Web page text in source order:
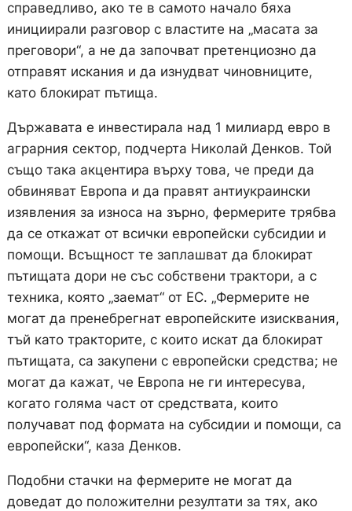
справедливо, ако те в самото начало бяха
инициирали разговор с властите на „масата за
преговори“, а не да започват претенциозно да
отправят искания и да изнудват чиновниците,
като блокират пътища.
Държавата е инвестирала над 1 милиард евро в
аграрния сектор, подчерта Николай Денков. Той
също така акцентира върху това, че преди да
обвиняват Европа и да правят антиукраински
изявления за износа на зърно, фермерите трябва
да се откажат от всички европейски субсидии и
помощи. Всъщност те заплашват да блокират
пътищата дори не със собствени трактори, а с
техника, която „заемат“ от ЕС. „Фермерите не
могат да пренебрегнат европейските изисквания,
тъй като тракторите, с които искат да блокират
пътищата, са закупени с европейски средства; не
могат да кажат, че Европа не ги интересува,
когато голяма част от средствата, които
получават под формата на субсидии и помощи, са
европейски“, каза Денков.
Подобни стачки на фермерите не могат да
доведат до положителни резултати за тях, ако